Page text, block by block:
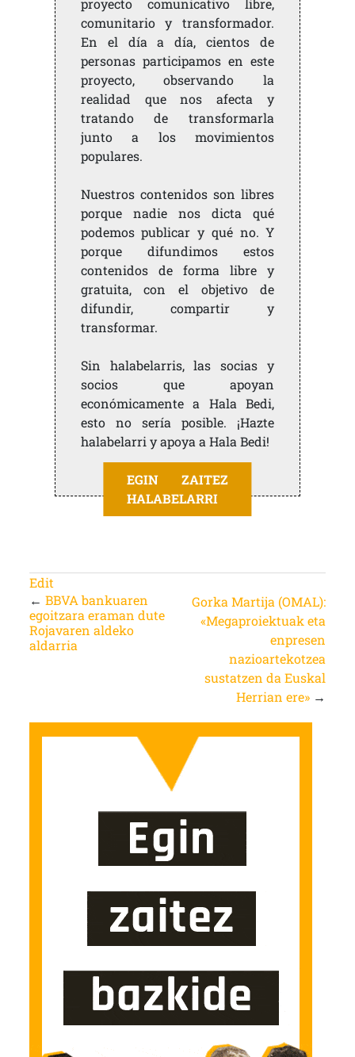
proyecto comunicativo libre,
comunitario y transformador.
En el día a día, cientos de
personas participamos en este
proyecto, observando la
realidad que nos afecta y
tratando de transformarla
junto a los movimientos
populares.
Nuestros contenidos son libres
porque nadie nos dicta qué
podemos publicar y qué no. Y
porque difundimos estos
contenidos de forma libre y
gratuita, con el objetivo de
difundir, compartir y
transformar.
Sin halabelarris, las socias y
socios que apoyan
económicamente a Hala Bedi,
esto no sería posible. ¡Hazte
halabelarri y apoya a Hala Bedi!
EGIN ZAITEZ
HALABELARRI
Edit
← BBVA bankuaren
egoitzara eraman dute
Rojavaren aldeko
aldarria
Gorka Martija (OMAL):
«Megaproiektuak eta
enpresen
nazioartekotzea
sustatzen da Euskal
Herrian ere» →